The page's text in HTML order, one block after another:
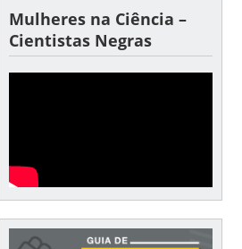
Mulheres na Ciência –
Cientistas Negras